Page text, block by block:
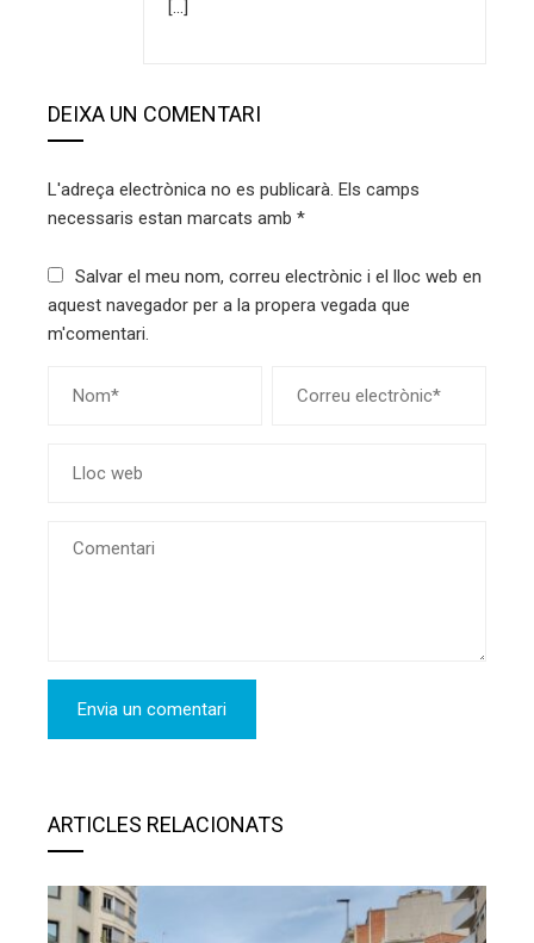
[…]
DEIXA UN COMENTARI
L'adreça electrònica no es publicarà. Els camps
necessaris estan marcats amb *
Salvar el meu nom, correu electrònic i el lloc web en
aquest navegador per a la propera vegada que
m'comentari.
ARTICLES RELACIONATS